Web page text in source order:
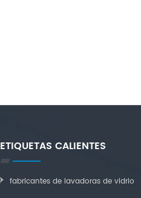
ETIQUETAS CALIENTES
fabricantes de lavadoras de vidrio